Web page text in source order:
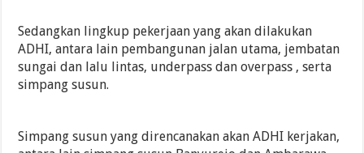
Sedangkan lingkup pekerjaan yang akan dilakukan
ADHI, antara lain pembangunan jalan utama, jembatan
sungai dan lalu lintas, underpass dan overpass , serta
simpang susun.
Simpang susun yang direncanakan akan ADHI kerjakan,